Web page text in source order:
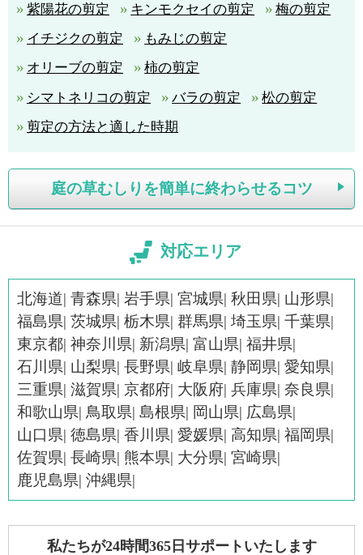
紫陽花の剪定
キンモクセイの剪定
梅の剪定
イチジクの剪定
もみじの剪定
オリーブの剪定
柿の剪定
シマトネリコの剪定
バラの剪定
松の剪定
剪定の方法と適した時期
庭の草むしりを簡単に終わらせるコツ
対応エリア
北海道 青森県 岩手県 宮城県 秋田県 山形県
福島県 茨城県 栃木県 群馬県 埼玉県 千葉県
東京都 神奈川県 新潟県 富山県 福井県
石川県 山梨県 長野県 岐阜県 静岡県 愛知県
三重県 滋賀県 京都府 大阪府 兵庫県 奈良県
和歌山県 鳥取県 島根県 岡山県 広島県
山口県 徳島県 香川県 愛媛県 高知県 福岡県
佐賀県 長崎県 熊本県 大分県 宮崎県
鹿児島県 沖縄県
私たちが24時間365日サポートいたします